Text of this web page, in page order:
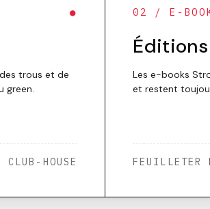
●
trous et de
green.
HOUSE
02 / E-
Les e-books
et restent
FEUILLETER